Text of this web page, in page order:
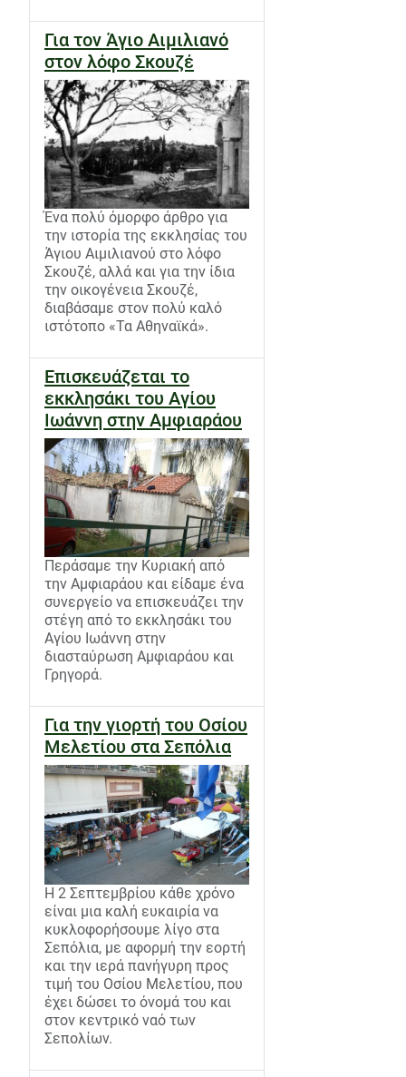
Για τον Άγιο Αιμιλιανό
στον λόφο Σκουζέ
Ένα πολύ όμορφο άρθρο για
την ιστορία της εκκλησίας του
Άγιου Αιμιλιανού στο λόφο
Σκουζέ, αλλά και για την ίδια
την οικογένεια Σκουζέ,
διαβάσαμε στον πολύ καλό
ιστότοπο «Τα Αθηναϊκά».
Επισκευάζεται το
εκκλησάκι του Αγίου
Ιωάννη στην Αμφιαράου
Περάσαμε την Κυριακή από
την Αμφιαράου και είδαμε ένα
συνεργείο να επισκευάζει την
στέγη από το εκκλησάκι του
Αγίου Ιωάννη στην
διασταύρωση Αμφιαράου και
Γρηγορά.
Για την γιορτή του Οσίου
Μελετίου στα Σεπόλια
Η 2 Σεπτεμβρίου κάθε χρόνο
είναι μια καλή ευκαιρία να
κυκλοφορήσουμε λίγο στα
Σεπόλια, με αφορμή την εορτή
και την ιερά πανήγυρη προς
τιμή του Οσίου Μελετίου, που
έχει δώσει το όνομά του και
στον κεντρικό ναό των
Σεπολίων.